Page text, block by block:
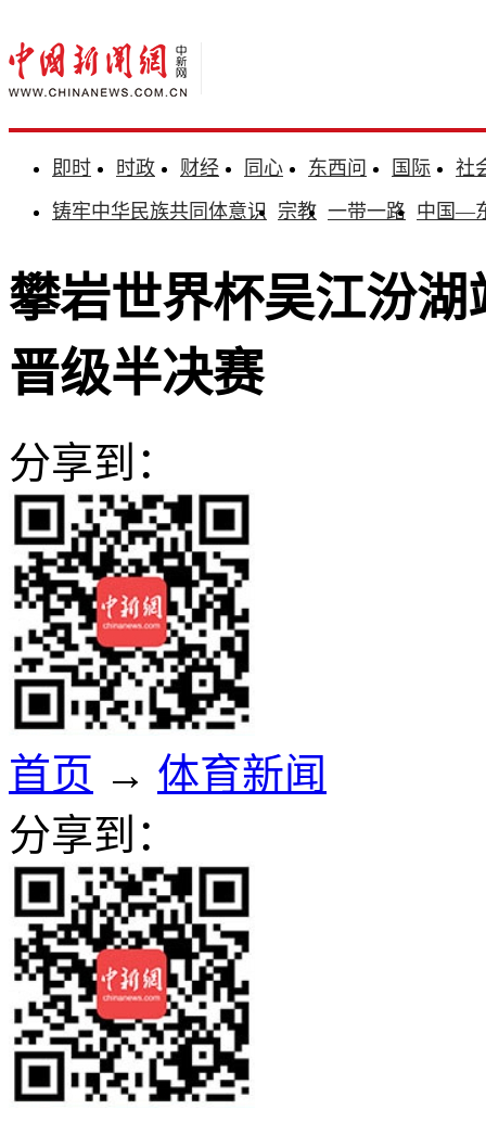
即时 时政 财经 同心 东西问 国际
社
铸牢中华民族共同体意识 宗教 一带一路 中国—
攀岩世界杯吴江汾
晋级半决赛
分享到：
首页 → 体育新闻
分享到：